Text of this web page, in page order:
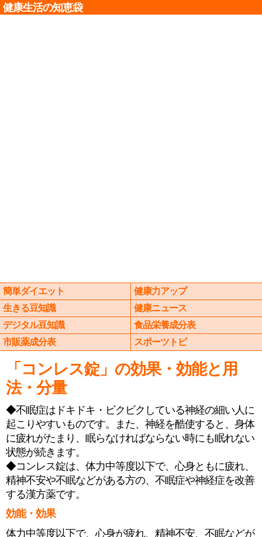
健康生活の知恵袋
簡単ダイエット
健康力アップ
生きる豆知識
健康ニュース
デジタル豆知識
食品栄養成分表
市販薬成分表
スポーツトピ
「コンレス錠」の効果・効能と用
法・分量
◆不眠症はドキドキ・ビクビクしている神経の細い人に
起こりやすいものです。また、神経を酷使すると、身体
に疲れがたまり、眠らなければならない時にも眠れない
状態が続きます。
◆コンレス錠は、体力中等度以下で、心身ともに疲れ、
精神不安や不眠などがある方の、不眠症や神経症を改善
する漢方薬です。
効能・効果
体力中等度以下で、心身が疲れ、精神不安、不眠などが